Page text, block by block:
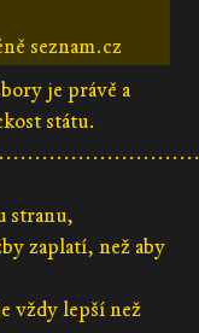
seznam.cz
je právě a
státu.
stranu,
zaplatí, než aby
vždy lepší než